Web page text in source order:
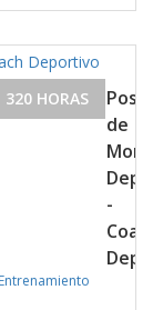
320 HORAS
de
-